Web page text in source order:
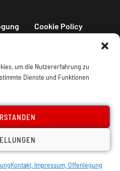
um die Nutzererfahrung zu
Dienste und Funktionen
Kontakt, Impressum, Offenlegung
Cookie Policy